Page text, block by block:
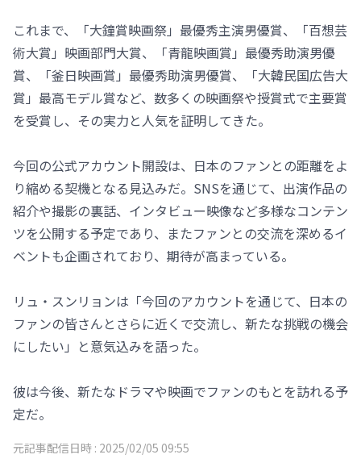
これまで、「大鐘賞映画祭」最優秀主演男優賞、「百想芸
術大賞」映画部門大賞、「青龍映画賞」最優秀助演男優
賞、「釜日映画賞」最優秀助演男優賞、「大韓民国広告大
賞」最高モデル賞など、数多くの映画祭や授賞式で主要賞
を受賞し、その実力と人気を証明してきた。
今回の公式アカウント開設は、日本のファンとの距離をよ
り縮める契機となる見込みだ。SNSを通じて、出演作品の
紹介や撮影の裏話、インタビュー映像など多様なコンテン
ツを公開する予定であり、またファンとの交流を深めるイ
ベントも企画されており、期待が高まっている。
リュ・スンリョンは「今回のアカウントを通じて、日本の
ファンの皆さんとさらに近くで交流し、新たな挑戦の機会
にしたい」と意気込みを語った。
彼は今後、新たなドラマや映画でファンのもとを訪れる予
定だ。
元記事配信日時 : 2025/02/05 09:55